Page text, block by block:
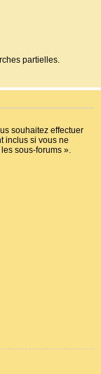
partielles.
souhaitez effectuer
inclus si vous ne
sous-forums ».